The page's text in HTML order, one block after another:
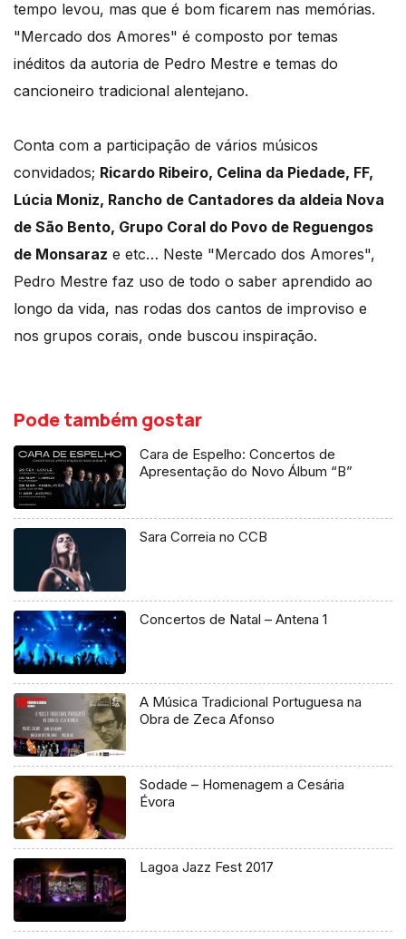
tempo levou, mas que é bom ficarem nas memórias.
"Mercado dos Amores" é composto por temas
inéditos da autoria de Pedro Mestre e temas do
cancioneiro tradicional alentejano.
Conta com a participação de vários músicos
convidados; Ricardo Ribeiro, Celina da Piedade, FF,
Lúcia Moniz, Rancho de Cantadores da aldeia Nova
de São Bento, Grupo Coral do Povo de Reguengos
de Monsaraz e etc… Neste "Mercado dos Amores",
Pedro Mestre faz uso de todo o saber aprendido ao
longo da vida, nas rodas dos cantos de improviso e
nos grupos corais, onde buscou inspiração.
Pode também gostar
Cara de Espelho: Concertos de
Apresentação do Novo Álbum “B”
Sara Correia no CCB
Concertos de Natal – Antena 1
A Música Tradicional Portuguesa na
Obra de Zeca Afonso
Sodade – Homenagem a Cesária
Évora
Lagoa Jazz Fest 2017